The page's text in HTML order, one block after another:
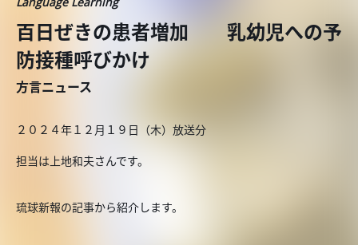
百日ぜきの患者増加 乳幼児への予
防接種呼びかけ
方言ニュース
２０２４年１２月１９日（木）放送分
担当は上地和夫さんです。
琉球新報の記事から紹介します。